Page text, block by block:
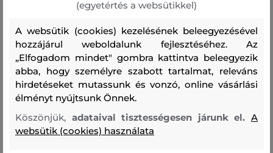
Szabás/Típus SPORTCIPŐ Szezon: SS25
Termék
kódjaWFM241020-325-WA-2130
Összetétel
cipő felsőrész
BORJÚBŐR POLIURETÁN
(egyetértés a websütikkel)
A websütik (cookies) kezelésének beleegyezésével
hozzájárul weboldalunk fejlesztéséhez. Az
„Elfogadom mindet" gombra kattintva beleegyezik
abba, hogy személyre szabott tartalmat, releváns
hirdetéseket mutassunk és vonzó, online vásárlási
élményt nyújtsunk Önnek.
Köszönjük, adataival tisztességesen járunk el.A
websütik (cookies) használata